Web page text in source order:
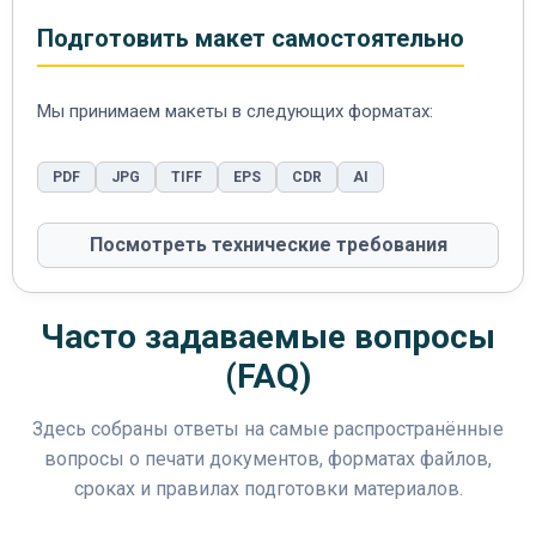
Подготовить макет самостоятельно
Мы принимаем макеты в следующих форматах:
PDF JPG TIFF EPS CDR AI
Посмотреть технические требования
Часто задаваемые вопросы
(FAQ)
Здесь собраны ответы на самые распространённые
вопросы о печати документов, форматах файлов,
сроках и правилах подготовки материалов.